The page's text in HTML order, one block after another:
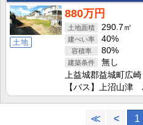
土地
880万円
290.7㎡
40%
80%
無し
上益城郡益城町広崎
【バス】上沼山津
≪ < 1